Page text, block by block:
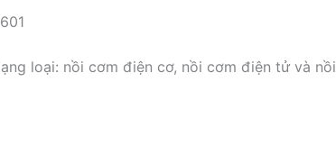
loại: nồi cơm điện cơ, nồi cơm điện tử và nồi